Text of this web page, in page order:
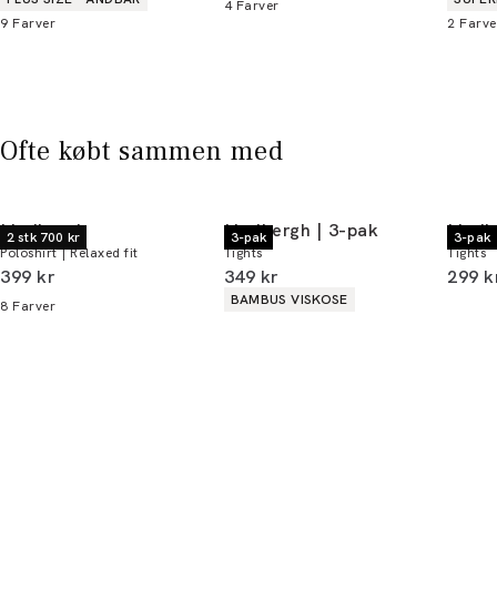
9 Farver
4 Farver
2
Ofte købt sammen med
2 stk 700 kr
Lindbergh
Poloshirt | Relaxed fit
I alt (inkl. rabat)
399 kr
8 Farver
3-pak
Lindbergh | 3-pak
Tights
I alt (inkl. rabat)
349 kr
Produkt egenskaber
BAMBUS VISKOSE
3-pak
Tights
I alt
299